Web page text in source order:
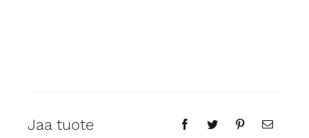
Jaa tuote